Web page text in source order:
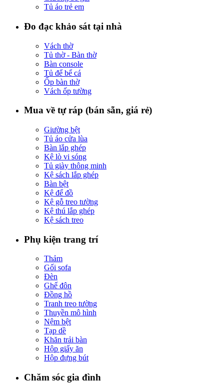
Tủ áo trẻ em
Đo đạc khảo sát tại nhà
Vách thờ
Tủ thờ - Bàn thờ
Bàn console
Tủ để bể cá
Ốp bàn thờ
Vách ốp tường
Mua về tự ráp (bán sẵn, giá rẻ)
Giường bệt
Tủ áo cửa lùa
Bàn lắp ghép
Kệ lò vi sóng
Tủ giày thông minh
Kệ sách lắp ghép
Bàn bệt
Kệ để đồ
Kệ gỗ treo tường
Kệ thú lắp ghép
Kệ sách treo
Phụ kiện trang trí
Thảm
Gối sofa
Đèn
Ghế đôn
Đồng hồ
Tranh treo tường
Thuyền mô hình
Nệm bệt
Tạp dề
Khăn trải bàn
Hộp giấy ăn
Hộp đựng bút
Chăm sóc gia đình